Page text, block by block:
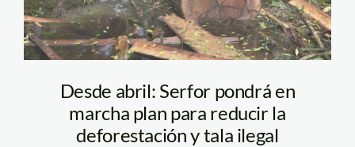
Desde abril: Serfor pondrá en
marcha plan para reducir la
deforestación y tala ilegal